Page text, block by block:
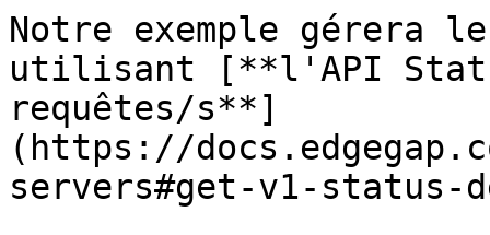
Notre exemple gérera
utilisant [**l'API
requêtes/s**]
(https://
servers#get-v1-status-